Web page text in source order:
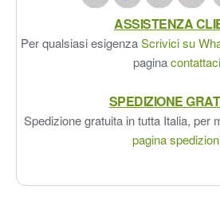
ASSISTENZA
Per qualsiasi esigenzaScrivici su
paginacontattaci
SPEDIZIONE
Spedizione gratuita in tutta Italia, per
pagina